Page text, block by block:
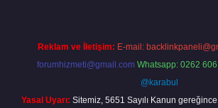
Reklam ve İletişim: E-mail:
forumhizmeti@gmail.com Whatsapp: 0262
@karabul
Yasal Uyarı: Sitemiz, 5651 Sayılı Kanun